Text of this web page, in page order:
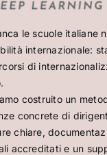
le scuole italiane
internazionale:
di
costruito un
concrete di
chiare,
accreditati e un